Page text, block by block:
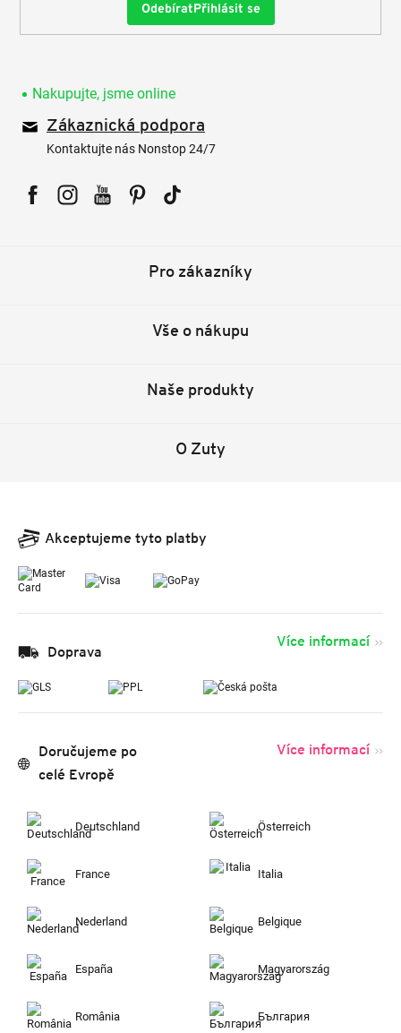
Přihlásit se
Nakupujte, jsme online
Zákaznická podpora
Kontaktujte nás Nonstop 24/7
Pro zákazníky
Vše o nákupu
Naše produkty
O Zuty
Akceptujeme tyto platby
Doprava
Více informací
Doručujeme po
celé Evropě
Více informací
Deutschland Österreich
France Italia
Nederland Belgique
España Magyarország
România България